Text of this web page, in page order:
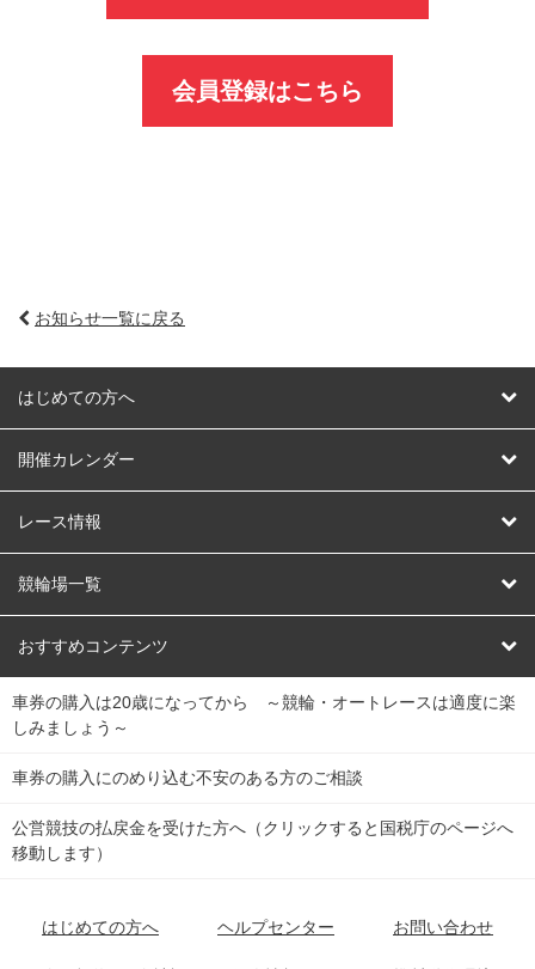
会員登録はこちら
お知らせ一覧に戻る
はじめての方へ
はじめての方へ
開催カレンダー
競輪
オートレース
競輪くじ
Dokanto!
チャリロトプラザ
レース情報
レース予想
レース結果
キャリーオーバー一覧
競輪場一覧
北日本 函館競輪場
関
東
弥彦競輪場 前橋競輪場 取手競輪場 宇都宮競輪場
関
東
小田原競輪場
名古屋競輪場 岐阜競輪場 大垣競輪場 豊橋競輪場
おすすめコンテンツ
競輪選手情報
Perfecta Navi
netkeirin
車券の購入は20歳になってから ～競輪・オートレースは適度に楽
しみましょう～
車券の購入にのめり込む不安のある方のご相談
公営競技の払戻金を受けた方へ（クリックすると国税庁のページへ
移動します）
はじめての方へ ヘルプセンター お問い合わせ